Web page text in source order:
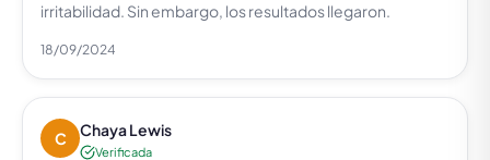
irritabilidad. Sin embargo, los resultados llegaron.
18/09/2024
C Chaya Lewis
Verificada